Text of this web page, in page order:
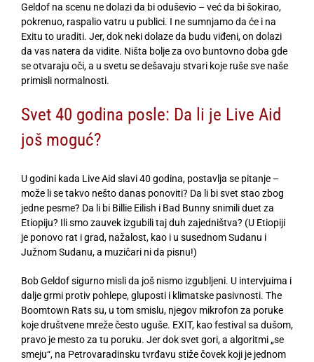
Geldof na scenu ne dolazi da bi oduševio – već da bi šokirao,
pokrenuo, raspalio vatru u publici. I ne sumnjamo da će i na
Exitu to uraditi. Jer, dok neki dolaze da budu viđeni, on dolazi
da vas natera da vidite. Ništa bolje za ovo buntovno doba gde
se otvaraju oči, a u svetu se dešavaju stvari koje ruše sve naše
primisli normalnosti.
Svet 40 godina posle: Da li je Live Aid
još moguć?
U godini kada Live Aid slavi 40 godina, postavlja se pitanje –
može li se takvo nešto danas ponoviti? Da li bi svet stao zbog
jedne pesme? Da li bi Billie Eilish i Bad Bunny snimili duet za
Etiopiju? Ili smo zauvek izgubili taj duh zajedništva? (U Etiopiji
je ponovo rat i grad, nažalost, kao i u susednom Sudanu i
Južnom Sudanu, a muzičari ni da pisnu!)
Bob Geldof sigurno misli da još nismo izgubljeni. U intervjuima i
dalje grmi protiv pohlepe, gluposti i klimatske pasivnosti. The
Boomtown Rats su, u tom smislu, njegov mikrofon za poruke
koje društvene mreže često uguše. EXIT, kao festival sa dušom,
pravo je mesto za tu poruku. Jer dok svet gori, a algoritmi „se
smeju“, na Petrovaradinsku tvrđavu stiže čovek koji je jednom